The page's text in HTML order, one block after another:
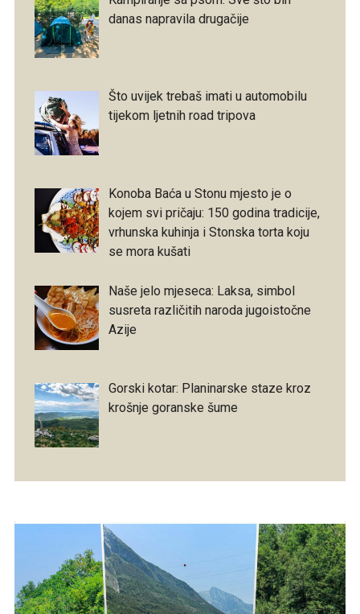
danas napravila drugačije
Što uvijek trebaš imati u automobilu
tijekom ljetnih road tripova
Konoba Baća u Stonu mjesto je o
kojem svi pričaju: 150 godina tradicije,
vrhunska kuhinja i Stonska torta koju
se mora kušati
Naše jelo mjeseca: Laksa, simbol
susreta različitih naroda jugoistočne
Azije
Gorski kotar: Planinarske staze kroz
krošnje goranske šume